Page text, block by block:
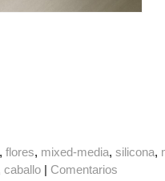
flores mixed-media silicona
caballo | Comentarios